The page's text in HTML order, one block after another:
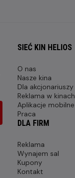
SIEĆ KIN HELIOS
O nas
Nasze kina
Dla akcjonariuszy
Reklama w kinach
Aplikacje mobilne
Praca
DLA FIRM
Reklama
Wynajem sal
Kupony
Kontakt